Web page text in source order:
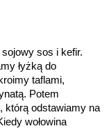
sos i kefir.
łyżką do
taflami,
Potem
którą odstawiamy na
wołowina